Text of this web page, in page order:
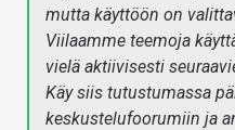
mutta käyttöön on
Viilaamme teemoja
vielä aktiivisesti
Käy siis tutustumassa
keskustelufoorumiin ja